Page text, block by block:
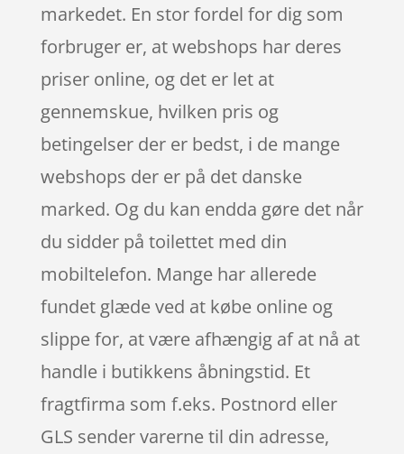
markedet. En stor fordel for dig som
forbruger er, at webshops har deres
priser online, og det er let at
gennemskue, hvilken pris og
betingelser der er bedst, i de mange
webshops der er på det danske
marked. Og du kan endda gøre det når
du sidder på toilettet med din
mobiltelefon. Mange har allerede
fundet glæde ved at købe online og
slippe for, at være afhængig af at nå at
handle i butikkens åbningstid. Et
fragtfirma som f.eks. Postnord eller
GLS sender varerne til din adresse,